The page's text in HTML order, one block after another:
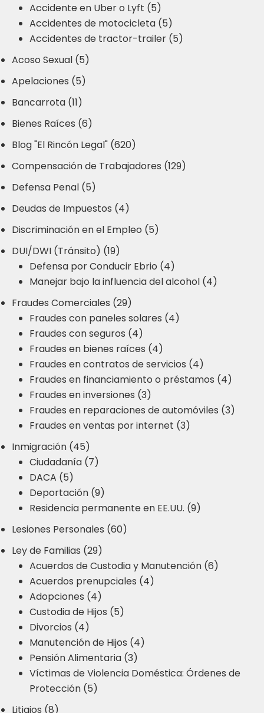
Accidente en Uber o Lyft (5)
Accidentes de motocicleta (5)
Accidentes de tractor-trailer (5)
Acoso Sexual (5)
Apelaciones (5)
Bancarrota (11)
Bienes Raíces (6)
Blog "El Rincón Legal" (620)
Compensación de Trabajadores (129)
Defensa Penal (5)
Deudas de Impuestos (4)
Discriminación en el Empleo (5)
DUI/DWI (Tránsito) (19)
Defensa por Conducir Ebrio (4)
Manejar bajo la influencia del alcohol (4)
Fraudes Comerciales (29)
Fraudes con paneles solares (4)
Fraudes con seguros (4)
Fraudes en bienes raíces (4)
Fraudes en contratos de servicios (4)
Fraudes en financiamiento o préstamos (4)
Fraudes en inversiones (3)
Fraudes en reparaciones de automóviles (3)
Fraudes en ventas por internet (3)
Inmigración (45)
Ciudadanía (7)
DACA (5)
Deportación (9)
Residencia permanente en EE.UU. (9)
Lesiones Personales (60)
Ley de Familias (29)
Acuerdos de Custodia y Manutención (6)
Acuerdos prenupciales (4)
Adopciones (4)
Custodia de Hijos (5)
Divorcios (4)
Manutención de Hijos (4)
Pensión Alimentaria (3)
Víctimas de Violencia Doméstica: Órdenes de
Protección (5)
Litigios (8)